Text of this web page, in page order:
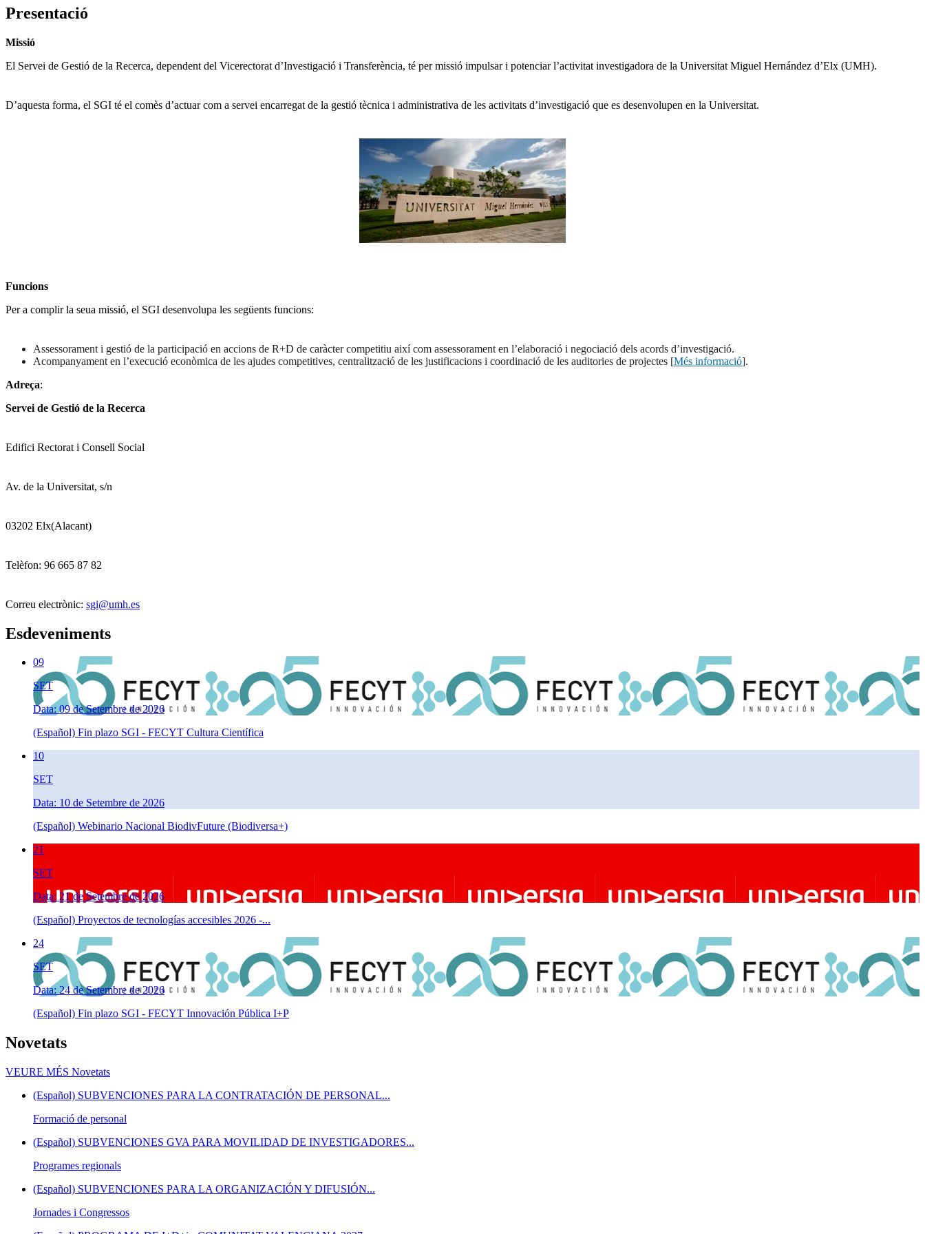
Presentació
Missió
El Servei de Gestió de la Recerca, dependent del Vicerectorat d’Investigació i Transferència, té per missió impulsar i potenciar l’activitat investigadora de la Universitat Miguel Hernández d’Elx (UMH).
D’aquesta forma, el SGI té el comès d’actuar com a servei encarregat de la gestió tècnica i administrativa de les activitats d’investigació que es desenvolupen en la Universitat.
Funcions
Per a complir la seua missió, el SGI desenvolupa les següents funcions:
Assessorament i gestió de la participació en accions de R+D de caràcter competitiu així com assessorament en l’elaboració i negociació dels acords d’investigació.
Acompanyament en l’execució econòmica de les ajudes competitives, centralització de les justificacions i coordinació de les auditories de projectes [Més informació].
Adreça:
Servei de Gestió de la Recerca
Edifici Rectorat i Consell Social
Av. de la Universitat, s/n
03202 Elx(Alacant)
Telèfon: 96 665 87 82
Correu electrònic: sgi@umh.es
Esdeveniments
09
SET
Data: 09 de Setembre de 2026
(Español) Fin plazo SGI - FECYT Cultura Científica
10
SET
Data: 10 de Setembre de 2026
(Español) Webinario Nacional BiodivFuture (Biodiversa+)
21
SET
Data: 21 de Setembre de 2026
(Español) Proyectos de tecnologías accesibles 2026 -...
24
SET
Data: 24 de Setembre de 2026
(Español) Fin plazo SGI - FECYT Innovación Pública I+P
Novetats
VEURE MÉS Novetats
(Español) SUBVENCIONES PARA LA CONTRATACIÓN DE PERSONAL...
Formació de personal
(Español) SUBVENCIONES GVA PARA MOVILIDAD DE INVESTIGADORES...
Programes regionals
(Español) SUBVENCIONES PARA LA ORGANIZACIÓN Y DIFUSIÓN...
Jornades i Congressos